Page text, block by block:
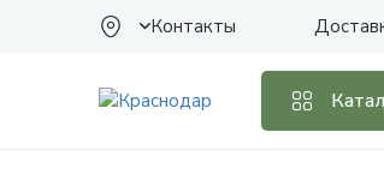
Контакты